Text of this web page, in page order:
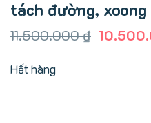
tách đường, xoong
11.500.000₫ Giá
Hết hàng